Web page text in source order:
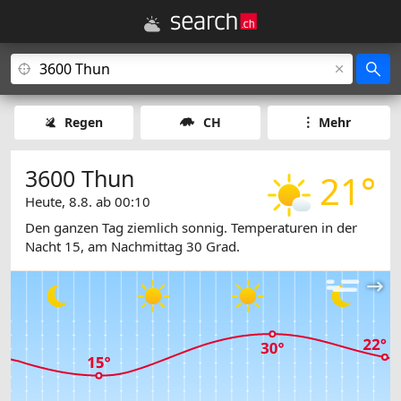
Regen CH Mehr
21°
3600 Thun
Heute, 8.8. ab 00:10
Den ganzen Tag ziemlich sonnig. Temperaturen in der
Nacht 15, am Nachmittag 30 Grad.